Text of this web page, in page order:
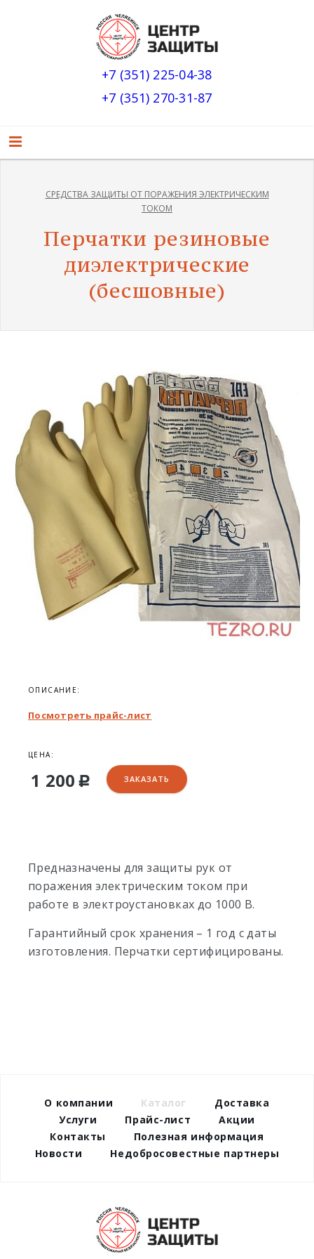
+7 (351) 225-04-38
+7 (351) 270-31-87
СРЕДСТВА ЗАЩИТЫ ОТ ПОРАЖЕНИЯ ЭЛЕКТРИЧЕСКИМ
ТОКОМ
Перчатки резиновые
диэлектрические
(бесшовные)
ОПИСАНИЕ:
Посмотреть прайс-лист
ЦЕНА:
1 200 Р ЗАКАЗАТЬ
Предназначены для защиты рук от
поражения электрическим током при
работе в электроустановках до 1000 В.
Гарантийный срок хранения – 1 год с даты
изготовления. Перчатки сертифицированы.
О компании Каталог
Доставка
Услуги
Прайс-лист
Акции
Контакты
Полезная информация
Новости
Недобросовестные партнеры